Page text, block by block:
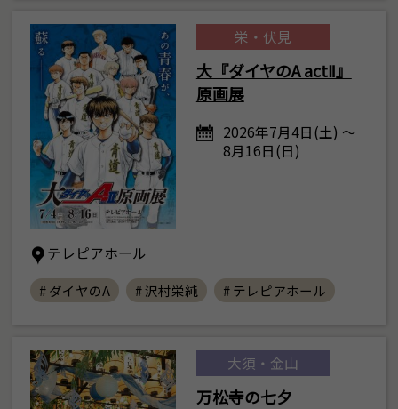
栄・伏見
大『ダイヤのA actⅡ』
原画展
2026年7月4日(土) ～
8月16日(日)
テレピアホール
# ダイヤのA # 沢村栄純 # テレピアホール
大須・金山
万松寺の七夕